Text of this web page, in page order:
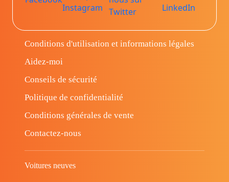
Conditions d'utilisation et informations légales
Aidez-moi
Conseils de sécurité
Politique de confidentialité
Conditions générales de vente
Contactez-nous
Voitures neuves